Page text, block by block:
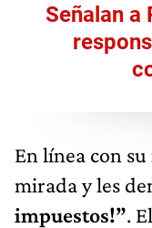
Señalan a
En línea con
mirada y les
impuestos!”.